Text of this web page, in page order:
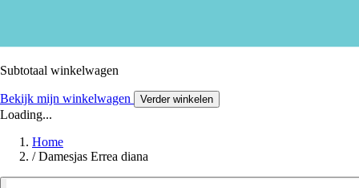
Subtotaal winkelwagen
Bekijk mijn winkelwagen Verder winkelen
Loading...
Home
/ Damesjas Errea diana